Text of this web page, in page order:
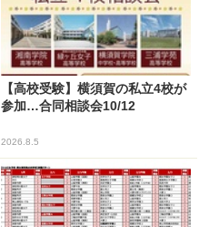
【高校受験】横須賀の私立4校が
参加…合同相談会10/12
2026.8.5